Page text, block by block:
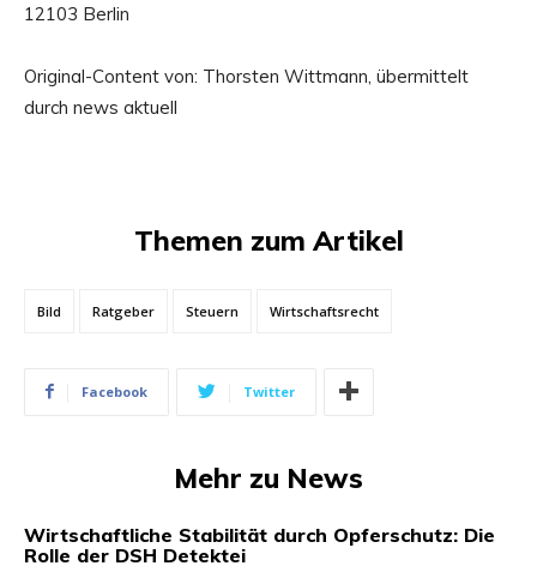
12103 Berlin
Original-Content von: Thorsten Wittmann, übermittelt
durch news aktuell
Themen zum Artikel
Bild Ratgeber Steuern Wirtschaftsrecht
Facebook Twitter
Mehr zu News
Wirtschaftliche Stabilität durch Opferschutz: Die
Rolle der DSH Detektei